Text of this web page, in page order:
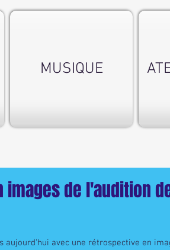
MUSIQUE
images de l'audition
aujourd'hui avec une rétrospective en